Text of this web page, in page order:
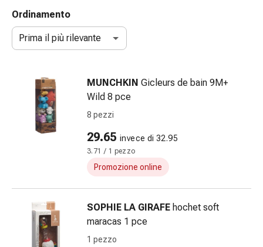
accessori
Doccia
nasale
Raffreddore
Irritazione
Compresse
piegate
Medicazioni
Ordinamento
Prima il più rilevante
MUNCHKIN Gicleurs de bain 9M+
Wild 8 pce
8 pezzi
29.65 invece di 32.95
3.71 / 1 pezzo
Promozione online
SOPHIE LA GIRAFE hochet soft
maracas 1 pce
1 pezzo